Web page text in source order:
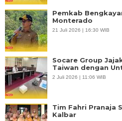
Pemkab
Monterado
21 Juli 2026 | 16:30 WIB
Socare Group
Taiwan dengan
2 Juli 2026 | 11:06 WIB
Tim Fahri Pranaja
Kalbar